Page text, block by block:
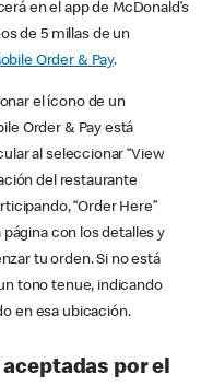
en el app de McDonald’s
de 5 millas de un
Order & Pay.
el ícono de un
Order & Pay está
al seleccionar “View
del restaurante
“Order Here”
con los detalles y
tu orden. Si no está
tono tenue, indicando
en esa ubicación.
por el